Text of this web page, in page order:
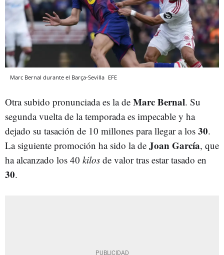
Marc Bernal durante el Barça-Sevilla EFE
Otra subido pronunciada es la de Marc Bernal. Su
segunda vuelta de la temporada es impecable y ha
dejado su tasación de 10 millones para llegar a los 30.
La siguiente promoción ha sido la de Joan García, que
ha alcanzado los 40 kilos de valor tras estar tasado en
30.